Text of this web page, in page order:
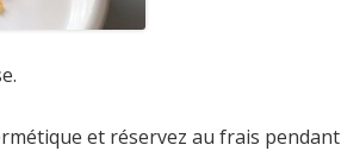
et réservez au frais pendant